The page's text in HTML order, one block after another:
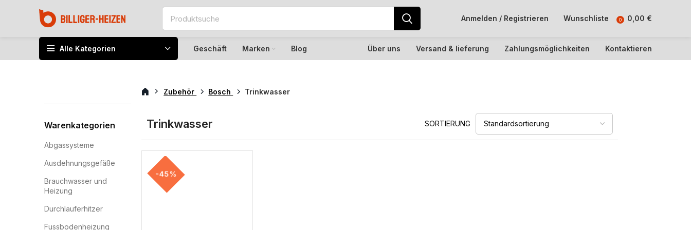
Anmelden / Registrieren Wunschliste 0 0,00 €
Alle Kategorien Geschäft Marken Blog Über uns Versand & lieferung Zahlungsmöglichkeiten Kontaktieren
Warenkategorien
Abgassysteme
Ausdehnungsgefäße
Brauchwasser und
Heizung
Durchlauferhitzer
Fussbodenheizung
Zubehör Bosch Trinkwasser
Trinkwasser SORTIERUNG
-45%